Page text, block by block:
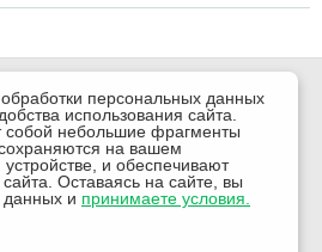
персональных данных
использования сайта.
небольшие фрагменты
на вашем
и обеспечивают
Оставаясь на сайте, вы
данных и принимаете условия.